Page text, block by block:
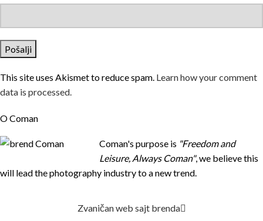
This site uses Akismet to reduce spam. Learn how your comment
data is processed.
O Coman
Coman's purpose is "Freedom and
Leisure, Always Coman", we believe this
will lead the photography industry to a new trend.
Zvaničan web sajt brenda